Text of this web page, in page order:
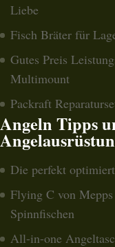
Liebe
Fisch Bräter für
Gutes Preis
Multimount
Packraft
Angeln Tipps
Die perfekt
Flying C von
Spinnfischen
All-in-one